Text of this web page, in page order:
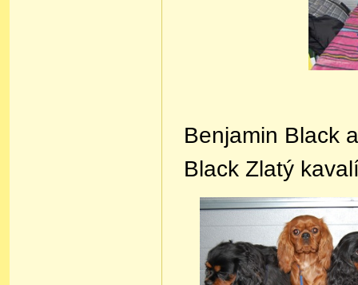
Benjamin Black
Black Zlatý